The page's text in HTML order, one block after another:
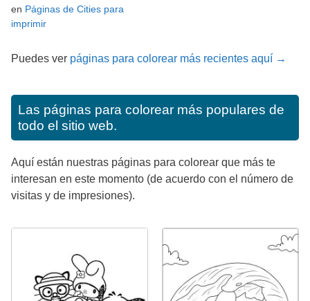
en Páginas de Cities para
imprimir
Puedes ver páginas para colorear más recientes aquí →
Las páginas para colorear más populares de
todo el sitio web.
Aquí están nuestras páginas para colorear que más te
interesan en este momento (de acuerdo con el número de
visitas y de impresiones).